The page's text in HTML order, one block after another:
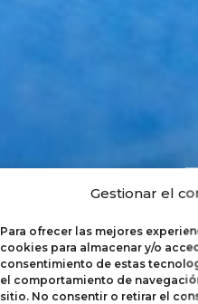
Gestionar el
Para ofrecer las mejores
cookies para almacenar y/o
consentimiento de estas
el comportamiento de
sitio. No consentir o retirar el